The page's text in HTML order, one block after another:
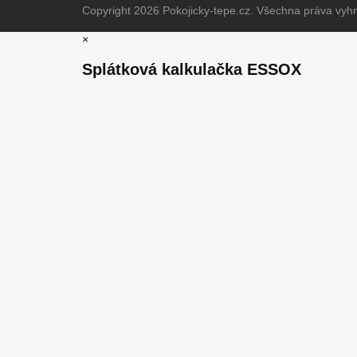
Copyright 2026 Pokojicky-tepe.cz. Všechna práva
×
Splátková kalkulačka ESSOX